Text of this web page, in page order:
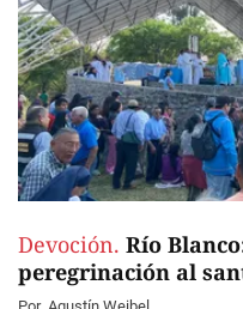
Devoción. Río
peregrinación al